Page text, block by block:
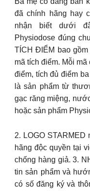
đã chính hãng hay
nhận biết dưới
Physiodose đúng
TÍCH ĐIỂM bao
mã tích điểm. Mỗi
điểm, tích đủ điểm
là sản phẩm từ
gạc răng miệng,
hoặc sản phẩm
2. LOGO STARMED
hãng độc quyền tại
chống hàng giả. 3.
tin sản phẩm và
có số đăng ký và